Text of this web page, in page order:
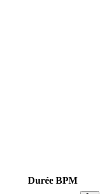
Durée BPM